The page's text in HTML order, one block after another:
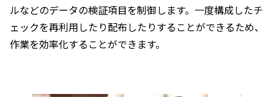
ルなどのデータの検証項目を制御します。一度構成したチ
ェックを再利用したり配布したりすることができるため、
作業を効率化することができます。